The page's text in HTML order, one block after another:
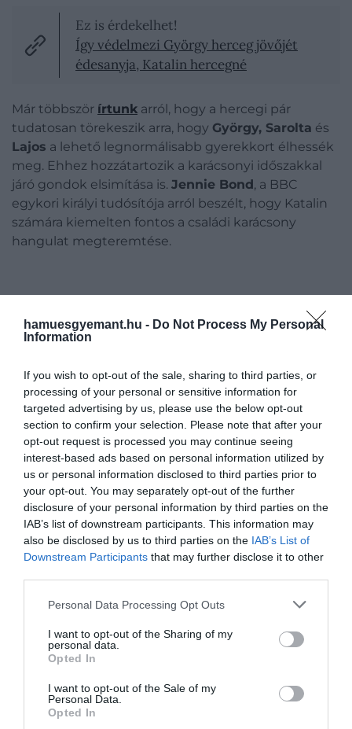
hamuesgyemant.hu - Do Not Process My Personal
Information
If you wish to opt-out of the sale, sharing to third parties, or
processing of your personal or sensitive information for
targeted advertising by us, please use the below opt-out
section to confirm your selection. Please note that after your
opt-out request is processed you may continue seeing
interest-based ads based on personal information utilized by
us or personal information disclosed to third parties prior to
your opt-out. You may separately opt-out of the further
disclosure of your personal information by third parties on the
IAB’s list of downstream participants. This information may
also be disclosed by us to third parties on the IAB’s List of
Downstream Participants that may further disclose it to other
Please note that this website/app uses one or more Google
not limited to your visit or usage behaviour. You may click to
grant or deny consent to Google and its third-party tags to
use your data for below specified purposes in below Google
consent section.
Personal Data Processing Opt Outs
I want to opt-out of the Sharing of my
personal data.
Opted In
I want to opt-out of the Sale of my
Personal Data.
Opted In
Ez is érdekelhet!
Így védelmezi György herceg jövőjét
édesanyja, Katalin hercegné
Már többször írtunk arról, hogy a hercegi pár
tudatosan törekeszik arra, hogy György, Sarolta és
Lajos a lehető legnormálisabb gyerekkort élhessék
meg. Ehhez hozzátartozik a karácsonyi időszakkal
járó gondok elsimítása is. Jennie Bond, a BBC
egykori királyi tudósítója arról beszélt, hogy Katalin
számára kiemelten fontos a családi karácsony
hangulat megteremtése.
A walesi hercegi pár és gyermekeik a karácsonyi
istentiszteleten, Sandringhamben
nőtt fel. Éppen ezért ugyanezt szeretné a
gyermekeinek is biztosítani.